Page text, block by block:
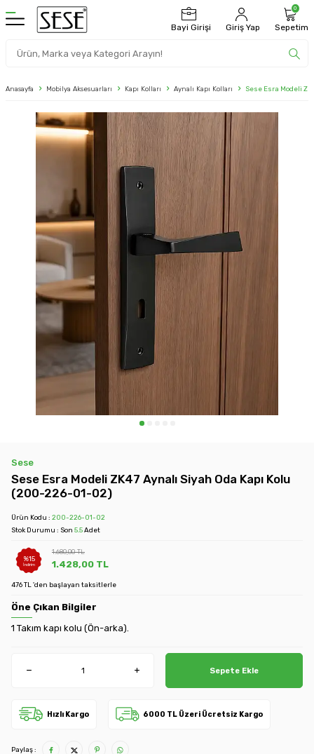
Bayi Girişi Giriş Yap
0
Sepetim
Anasayfa Mobilya Aksesuarları Kapı Kolları Aynalı Kapı Kolları Sese Esra Modeli
Sese
Sese Esra Modeli ZK47 Aynalı Siyah Oda Kapı Kolu
(200-226-01-02)
Ürün Kodu : 200-226-01-02
Stok Durumu : Son 5.5Adet
%15
İndirim
1.680,00TL
1.428,00 TL
476 TL 'den başlayan taksitlerle
Öne Çıkan Bilgiler
1 Takım kapı kolu (Ön-arka).
Sepete Ekle
Hızlı Kargo 6000 TL Üzeri Ücretsiz Kargo
Paylaş :